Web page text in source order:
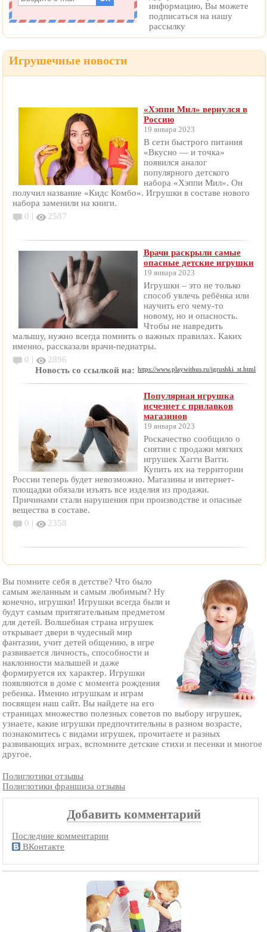
информацию, Вы можете
подписаться на нашу
рассылку
Игрушечные новости
«Хэппи Мил» вернулся в
Россию
19 января 2023
В сети быстрого питания
«Вкусно — и точка»
появился аналог
популярного детского
набора «Хэппи Мил». Он
получил название «Кидс Комбо». Игрушки в составе нового
набора заменили на книги.
0 |
2587
Врачи раскрыли самые
опасные детские игрушки
19 января 2023
Игрушки – это не только
способ увлечь ребёнка или
научить его чему-то
новому, но и опасность.
Чтобы не навредить
малышу, нужно всегда помнить о важных правилах. Каких
именно, рассказали врачи-педиатры.
0 |
2896
Новость со ссылкой на: https://www.playwithus.ru/igrushki_st.html
Популярная игрушка
исчезнет с прилавков
магазинов
19 января 2023
Роскачество сообщило о
снятии с продажи мягких
игрушек Хагги Вагги.
Купить их на территории
России теперь будет невозможно. Магазины и интернет-
площадки обязали изъять все изделия из продажи.
Причинами стали нарушения при производстве и опасные
вещества в составе.
0 |
2358
Вы помните себя в детстве? Что было
самым желанным и самым любимым? Ну
конечно, игрушки! Игрушки всегда были и
будут самым притягательным предметом
для детей. Волшебная страна игрушек
открывает двери в чудесный мир
фантазии, учит детей общению, в игре
развивается личность, способности и
наклонности малышей и даже
формируется их характер. Игрушки
появляются в доме с момента рождения
ребенка. Именно игрушкам и играм
посвящен наш сайт. Вы найдете на его
страницах множество полезных советов по выбору игрушек,
узнаете, какие игрушки предпочтительны в разном возрасте,
познакомитесь с видами игрушек, прочитаете и разных
развивающих играх, вспомните детские стихи и песенки и многое
другое.
Полиглотики отзывы
Полиглотики франшиза отзывы
Добавить комментарий
Последние комментарии
ВКонтакте